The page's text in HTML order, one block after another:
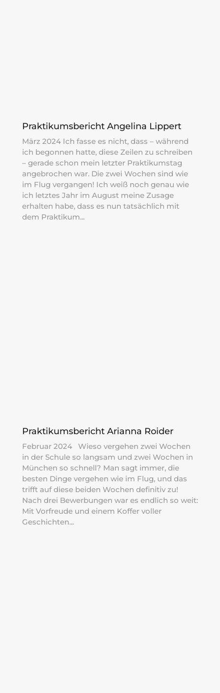
Praktikumsbericht Angelina Lippert
März 2024 Ich fasse es nicht, dass – während
ich begonnen hatte, diese Zeilen zu schreiben
– gerade schon mein letzter Praktikumstag
angebrochen war. Die zwei Wochen sind wie
im Flug vergangen! Ich weiß noch genau wie
ich letztes Jahr im August meine Zusage
erhalten habe, dass es nun tatsächlich mit
dem Praktikum...
Praktikumsbericht Arianna Roider
Februar 2024 Wieso vergehen zwei Wochen
in der Schule so langsam und zwei Wochen in
München so schnell? Man sagt immer, die
besten Dinge vergehen wie im Flug, und das
trifft auf diese beiden Wochen definitiv zu!
Nach drei Bewerbungen war es endlich so weit:
Mit Vorfreude und einem Koffer voller
Geschichten...